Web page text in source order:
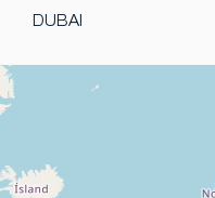
DUBAI